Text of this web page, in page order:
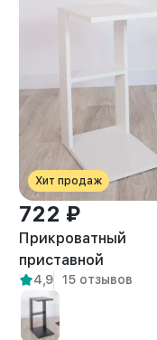
Хит продаж
722 ₽
Прикроватный
приставной
журнальный столик
Вейна белый
4,9 15 отзывов